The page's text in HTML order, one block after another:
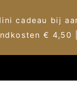
cadeau bij
€